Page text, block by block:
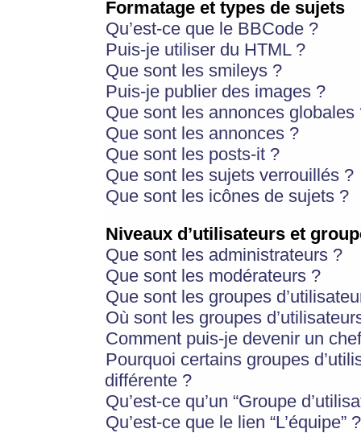
Formatage et types de sujets
Qu’est-ce que le BBCode ?
Puis-je utiliser du HTML ?
Que sont les smileys ?
Puis-je publier des images ?
Que sont les annonces globales
Que sont les annonces ?
Que sont les posts-it ?
Que sont les sujets verrouillés ?
Que sont les icônes de sujets ?
Niveaux d’utilisateurs et
Que sont les administrateurs ?
Que sont les modérateurs ?
Que sont les groupes
Où sont les groupes
Comment puis-je devenir un
Pourquoi certains groupes
différente ?
Qu’est-ce qu’un “Groupe
Qu’est-ce que le lien “L’équipe” ?